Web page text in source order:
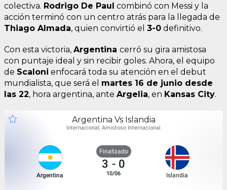
colectiva. Rodrigo De Paul combinó con Messi y la
acción terminó con un centro atrás para la llegada de
Thiago Almada, quien convirtió el 3-0 definitivo.
Con esta victoria, Argentina cerró su gira amistosa
con puntaje ideal y sin recibir goles. Ahora, el equipo
de Scaloni enfocará toda su atención en el debut
mundialista, que será el martes 16 de junio desde
las 22, hora argentina, ante Argelia, en Kansas City.
Argentina Vs Islandia
Internacional, Amistoso Internacional
Argentina
Finalizado
3 - 0
10/06 Islandia